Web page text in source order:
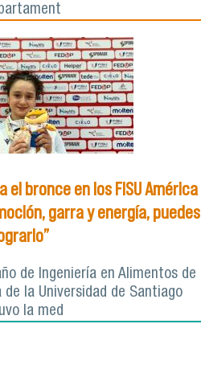
el bronce en los FISU América
garra y energía, puedes
de Ingeniería en Alimentos de
la Universidad de Santiago
la med